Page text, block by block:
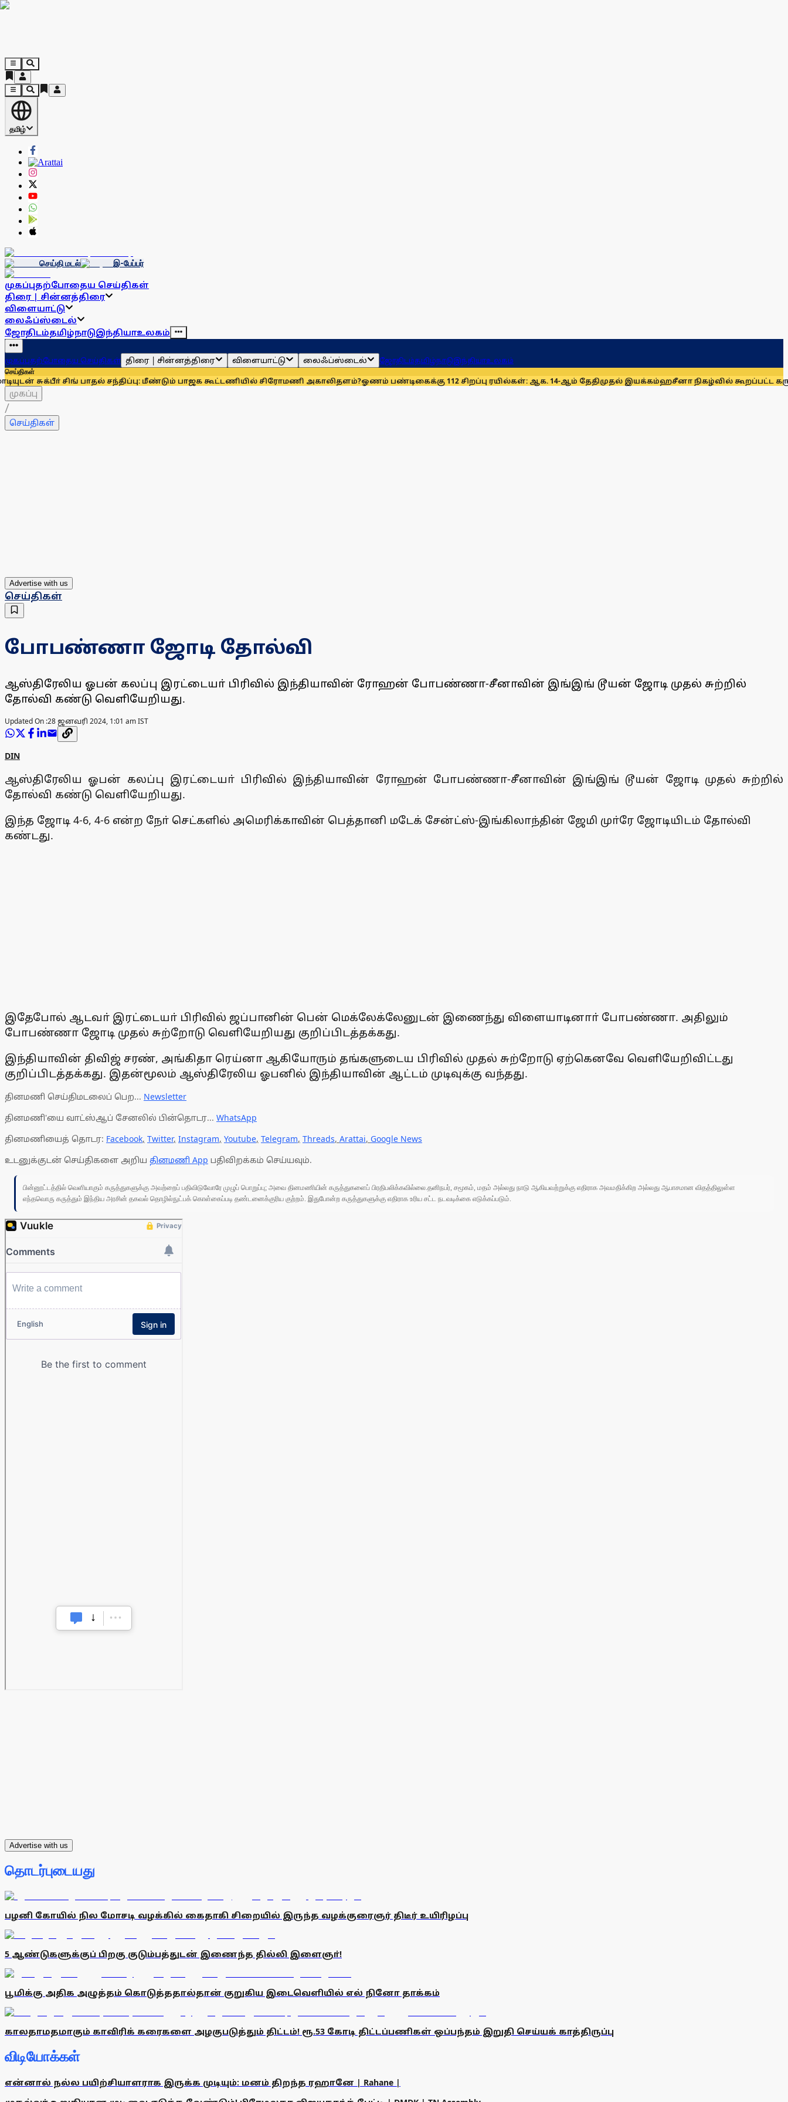
தமிழ்
செய்தி மடல் இ-பேப்பர்
முகப்புதற்போதைய செய்திகள்
திரை | சின்னத்திரை
விளையாட்டு
லைஃப்ஸ்டைல்
ஜோதிடம்தமிழ்நாடுஇந்தியாஉலகம்
முகப்புதற்போதைய செய்திகள் திரை | சின்னத்திரை விளையாட்டு லைஃப்ஸ்டைல் ஜோதிடம்தமிழ்நாடுஇந்தியாஉலகம்
செய்திகள்
சிங் பாதல் சந்திப்பு: மீண்டும் பாஜக கூட்டணியில் சிரோமணி அகாலிதளம்?ஓணம் பண்டிகைக்கு 112 சிறப்பு ரயில்கள்: ஆக. 14-ஆம் தேதிமுதல் இயக்கம்ஹசீனா நிகழ்வில் கூறப்பட்ட கருத்துகளை
முகப்பு
/
செய்திகள்
Advertise with us
செய்திகள்
போபண்ணா ஜோடி தோல்வி
ஆஸ்திரேலிய ஓபன் கலப்பு இரட்டையா் பிரிவில் இந்தியாவின் ரோஹன் போபண்ணா-சீனாவின் இங்இங் டூயன் ஜோடி முதல் சுற்றில்
தோல்வி கண்டு வெளியேறியது.
Updated On :28 ஜனவரி 2024, 1:01 am IST
DIN
ஆஸ்திரேலிய ஓபன் கலப்பு இரட்டையா் பிரிவில் இந்தியாவின் ரோஹன் போபண்ணா-சீனாவின் இங்இங் டூயன் ஜோடி முதல் சுற்றில்
தோல்வி கண்டு வெளியேறியது.
இந்த ஜோடி 4-6, 4-6 என்ற நோ் செட்களில் அமெரிக்காவின் பெத்தானி மடேக் சேன்ட்ஸ்-இங்கிலாந்தின் ஜேமி முா்ரே ஜோடியிடம் தோல்வி
கண்டது.
இதேபோல் ஆடவா் இரட்டையா் பிரிவில் ஜப்பானின் பென் மெக்லேக்லேனுடன் இணைந்து விளையாடினாா் போபண்ணா. அதிலும்
போபண்ணா ஜோடி முதல் சுற்றோடு வெளியேறியது குறிப்பிடத்தக்கது.
இந்தியாவின் திவிஜ் சரண், அங்கிதா ரெய்னா ஆகியோரும் தங்களுடைய பிரிவில் முதல் சுற்றோடு ஏற்கெனவே வெளியேறிவிட்டது
குறிப்பிடத்தக்கது. இதன்மூலம் ஆஸ்திரேலிய ஓபனில் இந்தியாவின் ஆட்டம் முடிவுக்கு வந்தது.
தினமணி செய்திமடலைப் பெற... Newsletter
தினமணி'யை வாட்ஸ்ஆப் சேனலில் பின்தொடர... WhatsApp
தினமணியைத் தொடர: Facebook, Twitter, Instagram, Youtube, Telegram, Threads, Arattai, Google News
உடனுக்குடன் செய்திகளை அறிய தினமணி App பதிவிறக்கம் செய்யவும்.
பின்னூட்டத்தில் வெளியாகும் கருத்துகளுக்கு அவற்றைப் பதிவிடுவோரே முழுப் பொறுப்பு; அவை தினமணியின் கருத்துகளைப் பிரதிபலிக்கவில்லை.தனிநபர், சமூகம், மதம் அல்லது நாடு ஆகியவற்றுக்கு எதிராக அவமதிக்கிற அல்லது ஆபாசமான விதத்திலுள்ள
எந்தவொரு கருத்தும் இந்திய அரசின் தகவல் தொழில்நுட்பக் கொள்கைப்படி தண்டனைக்குரிய குற்றம். இதுபோன்ற கருத்துகளுக்கு எதிராக உரிய சட்ட நடவடிக்கை எடுக்கப்படும்.
Advertise with us
தொடர்புடையது
பழனி கோயில் நில மோசடி வழக்கில் கைதாகி சிறையில் இருந்த வழக்குரைஞர் திடீர் உயிரிழப்பு
5 ஆண்டுகளுக்குப் பிறகு குடும்பத்துடன் இணைந்த தில்லி இளைஞா்!
பூமிக்கு அதிக அழுத்தம் கொடுத்ததால்தான் குறுகிய இடைவெளியில் எல் நினோ தாக்கம்
காலதாமதமாகும் காவிரிக் கரைகளை அழகுபடுத்தும் திட்டம்! ரூ.53 கோடி திட்டப்பணிகள் ஒப்பந்தம் இறுதி செய்யக் காத்திருப்பு
விடியோக்கள்
என்னால் நல்ல பயிற்சியாளராக இருக்க முடியும்: மனம் திறந்த ரஹானே | Rahane |